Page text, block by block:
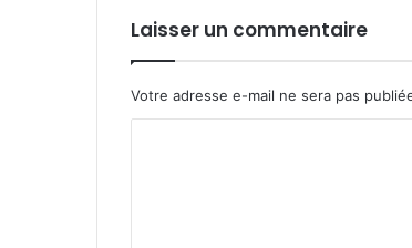
Laisser un commentaire
Votre adresse e-mail ne sera pas